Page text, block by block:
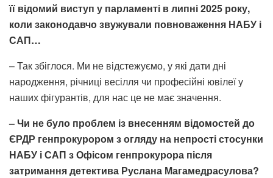
її відомий виступ у парламенті в липні 2025 року,
коли законодавчо звужували повноваження НАБУ і
САП…
– Так збіглося. Ми не відстежуємо, у які дати дні
народження, річниці весілля чи професійні ювілеї у
наших фігурантів, для нас це не має значення.
–Чи не було проблем із внесенням відомостей до
ЄРДР генпрокурором з огляду на непрості стосунки
НАБУ і САП з Офісом генпрокурора після
затримання детектива Руслана Магамедрасулова?